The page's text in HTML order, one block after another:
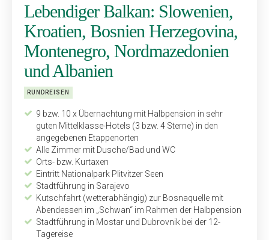
Lebendiger Balkan: Slowenien,
Kroatien, Bosnien Herzegovina,
Montenegro, Nordmazedonien
und Albanien
RUNDREISEN
9 bzw. 10 x Übernachtung mit Halbpension in sehr
guten Mittel­klasse-Hotels (3 bzw. 4 Sterne) in den
angegebenen Etappen­orten
Alle Zimmer mit Dusche/Bad und WC
Orts- bzw. Kurtaxen
Eintritt Nationalpark Plitvitzer Seen
Stadtführung in Sarajevo
Kutschfahrt (wetterabhängig) zur Bosnaquelle mit
Abendessen im „Schwan“ im Rahmen der Halbpension
Stadtführung in Mostar und Dubrovnik bei der 12-
Tagereise